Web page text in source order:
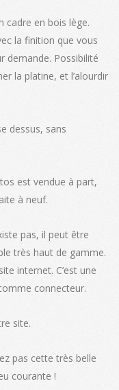
cadre en bois lège.
la finition que vous
demande. Possibilité
la platine, et l’alourdir
dessus, sans
est vendue à part,
à neuf.
pas, il peut être
très haut de gamme.
internet. C’est une
connecteur.
site.
pas cette très belle
courante !